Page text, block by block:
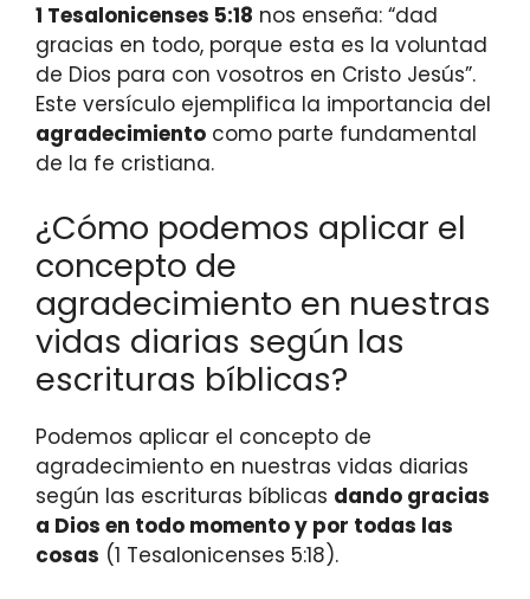
1 Tesalonicenses 5:18 nos enseña: “dad
gracias en todo, porque esta es la voluntad
de Dios para con vosotros en Cristo Jesús”.
Este versículo ejemplifica la importancia del
agradecimiento como parte fundamental
de la fe cristiana.
¿Cómo podemos aplicar el
concepto de
agradecimiento en nuestras
vidas diarias según las
escrituras bíblicas?
Podemos aplicar el concepto de
agradecimiento en nuestras vidas diarias
según las escrituras bíblicas dando gracias
a Dios en todo momento y por todas las
cosas (1 Tesalonicenses 5:18).